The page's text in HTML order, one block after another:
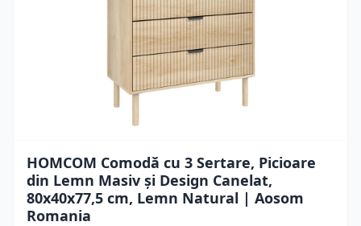
HOMCOM Comodă cu 3 Sertare, Picioare
din Lemn Masiv și Design Canelat,
80x40x77,5 cm, Lemn Natural | Aosom
Romania